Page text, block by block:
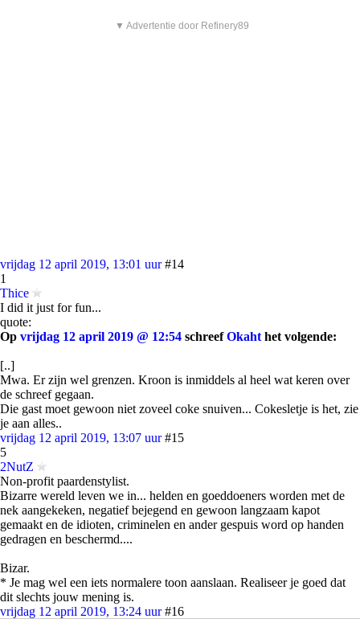
▼ Advertentie door Refinery89
vrijdag 12 april 2019, 13:01 uur #14
1
Thice
I did it just for fun...
quote:
Op vrijdag 12 april 2019 @ 12:54 schreefOkaht het volgende:
[..]
Mwa. Er zijn wel grenzen. Kroon is inmiddels al heel wat keren over
de schreef gegaan.
Die gast moet gewoon niet zoveel coke snuiven... Cokesletje is het, zie
je aan alles..
vrijdag 12 april 2019, 13:07 uur #15
5
2NutZ
Non-profit paardenstylist.
Bizarre wereld leven we in... helden en goeddoeners worden met de
nek aangekeken, negatief bejegend en gewoon langzaam kapot
gemaakt en de idioten, criminelen en ander gespuis word op handen
gedragen en beschermd....
Bizar.
* Je mag wel een iets normalere toon aanslaan. Realiseer je goed dat
dit slechts jouw mening is.
vrijdag 12 april 2019, 13:24 uur #16